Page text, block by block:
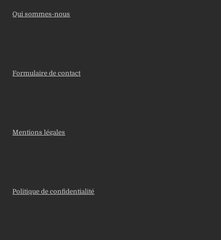
Qui sommes-nous
Formulaire de contact
Mentions légales
Politique de confidentialité